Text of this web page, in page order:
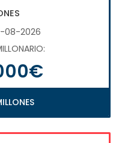
08-2026